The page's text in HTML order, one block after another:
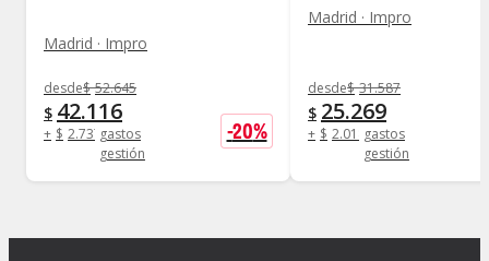
Madrid · Impro
desde$ 52.645
$ 42.116
+ $ 2.737 gastos
gestión
-20%
Madrid · Impro
desde$ 31.587
$ 25.269
+ $ 2.018 gastos
gestión